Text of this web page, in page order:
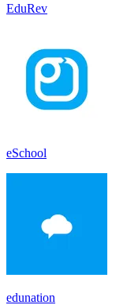
EduRev
eSchool
edunation